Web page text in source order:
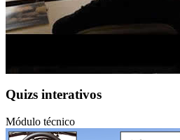
Quizs interativos
Módulo técnico